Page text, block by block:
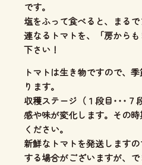
です。
塩をふって食べると、
まる
連なるトマトを、「房から
下さい！
トマトは生き物ですので、
ります。
収穫ステージ（１段目･･･７
感や味が変化します。その
ください。
新鮮なトマトを発送します
する場合がございますが、